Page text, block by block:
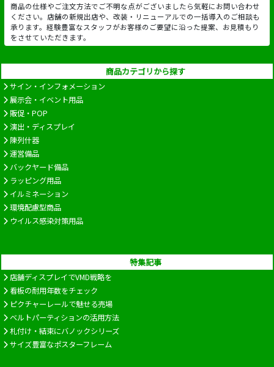
商品の仕様やご注文方法でご不明な点がございましたら気軽にお問い合わせ
ください。店舗の新規出店や、改装・リニューアルでの一括導入のご相談も
承ります。経験豊富なスタッフがお客様のご要望に沿った提案、お見積もり
をさせていただきます。
商品カテゴリから探す
サイン・インフォメーション
展示会・イベント用品
販促・POP
演出・ディスプレイ
陳列什器
運営備品
バックヤード備品
ラッピング用品
イルミネーション
環境配慮型商品
ウイルス感染対策用品
特集記事
店舗ディスプレイでVMD戦略を
看板の耐用年数をチェック
ピクチャーレールで魅せる売場
ベルトパーティションの活用方法
札付け・結束にバノックシリーズ
サイズ豊富なポスターフレーム